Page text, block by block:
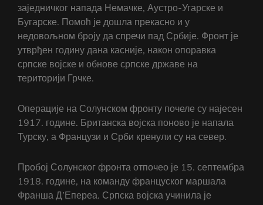
заједничког напада Немачке, Аустро-Угарске и
Бугарске. Помоћ је дошла прекасно и у
недовољном броју да спречи пад Србије. Фронт је
утврђен годину дана касније, након опоравка
српске војске и обнове српске државе на
територији Грчке.
Операције на Солунском фронту почеле су најесен
1917. године. Британска војска поново је напала
Турску, а Французи и Срби кренули су на север.
Пробој Солунског фронта отпочео је 15. септембра
1918. године, на команду француског маршала
Франша Д’Епереа. Српска војска учинила је